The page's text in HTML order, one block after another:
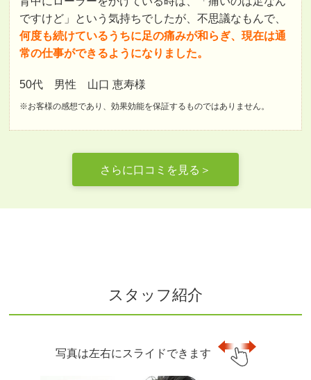
ですけど」という気持ちでしたが、不思議なもんで、
何度も続けているうちに足の痛みが和らぎ、現在は通
常の仕事ができるようになりました。
50代 男性 山口 恵寿様
※お客様の感想であり、効果効能を保証するものではありません。
さらに口コミを見る＞
スタッフ紹介
写真は左右にスライドできます